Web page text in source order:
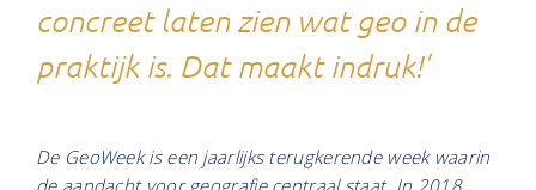
concreet laten zien wat geo in de
praktijk is. Dat maakt indruk!'
De GeoWeek is een jaarlijks terugkerende week waarin